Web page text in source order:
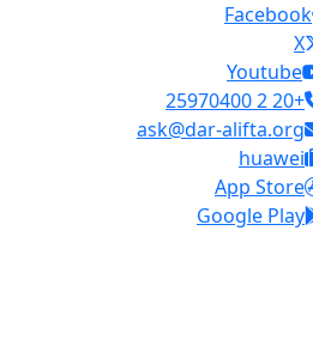
Facebook
X
Youtube
+20 2 25970400
ask@dar-alifta.org
huawei
App Store
Google Play